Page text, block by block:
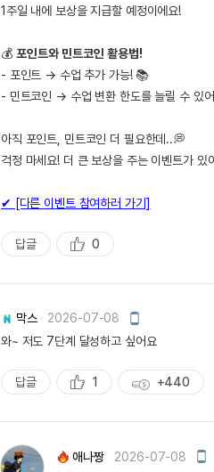
1주일 내에 보상을 지급할 예정이에요!
💰 포인트와 민트코인 활용법!
- 포인트 → 수업 추가 가능! 📚
- 민트코인 → 수업 변환 한도를 늘릴 수 있
아직 포인트, 민트코인 더 필요한데..💭
걱정 마세요! 더 큰 보상을 주는 이벤트가 있
✔ [다른 이벤트 참여하러 가기]
답글
추
0
막스 2026-07-08
모
바
일
성
와~ 저도 7단계 달성하고 싶어요
답글
추
천
1
획
득
+440
애나짱 2026-07-08
모